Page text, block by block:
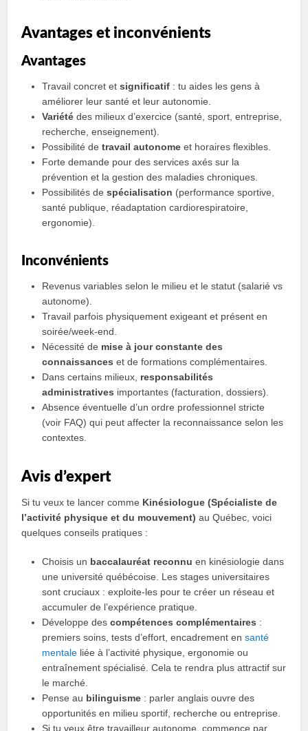
Avantages et inconvénients
Avantages
Travail concret etsignificatif : tu aides les gens à
améliorer leur santé et leur autonomie.
Variété des milieux d’exercice (santé, sport, entreprise,
recherche, enseignement).
Possibilité detravail autonome et horaires flexibles.
Forte demande pour des services axés sur la
prévention et la gestion des maladies chroniques.
Possibilités despécialisation (performance sportive,
santé publique, réadaptation cardiorespiratoire,
ergonomie).
Inconvénients
Revenus variables selon le milieu et le statut (salarié vs
autonome).
Travail parfois physiquement exigeant et présent en
soirée/week‑end.
Nécessité de mise à jour constante des
connaissances et de formations complémentaires.
Dans certains milieux, responsabilités
administratives importantes (facturation, dossiers).
Absence éventuelle d’un ordre professionnel stricte
(voir FAQ) qui peut affecter la reconnaissance selon les
contextes.
Avis d’expert
Si tu veux te lancer comme Kinésiologue (Spécialiste de
lʼactivité physique et du mouvement) au Québec, voici
quelques conseils pratiques :
Choisis un baccalauréat reconnu en kinésiologie dans
une université québécoise. Les stages universitaires
sont cruciaux : exploite‑les pour te créer un réseau et
accumuler de l’expérience pratique.
Développe descompétences complémentaires :
premiers soins, tests d’effort, encadrement ensanté
mentale liée à l’activité physique, ergonomie ou
entraînement spécialisé. Cela te rendra plus attractif sur
le marché.
Pense au bilinguisme : parler anglais ouvre des
opportunités en milieu sportif, recherche ou entreprise.
Si tu veux être travailleur autonome, commence par